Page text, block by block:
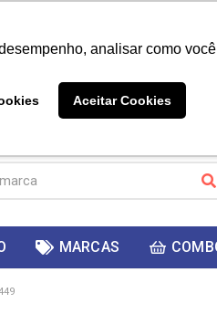
analisar como
Aceitar Cookies
MARCAS